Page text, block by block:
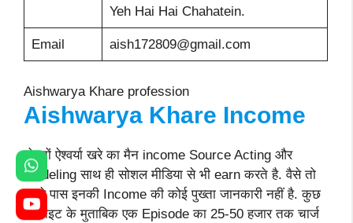
Yeh Hai Hai Chahatein.
Email aish172809@gmail.com
Aishwarya Khare profession
Aishwarya Khare Income
दोस्तों ऐश्वर्या खरे का मैन income Source Acting और
Modeling साथ ही सोशल मीडिया से भी earn करते है. वैसे तो
हमारे पास इनकी Income की कोई पुख्ता जानकारी नहीं है. कुछ
वेबसाइट के मुताबिक एक Episode का 25-50 हजार तक चार्ज